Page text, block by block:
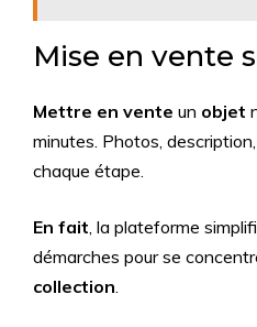
Mise en vente
Mettre en vente un objet
minutes. Photos,
chaque étape.
En fait, la plateforme
démarches pour se
collection.